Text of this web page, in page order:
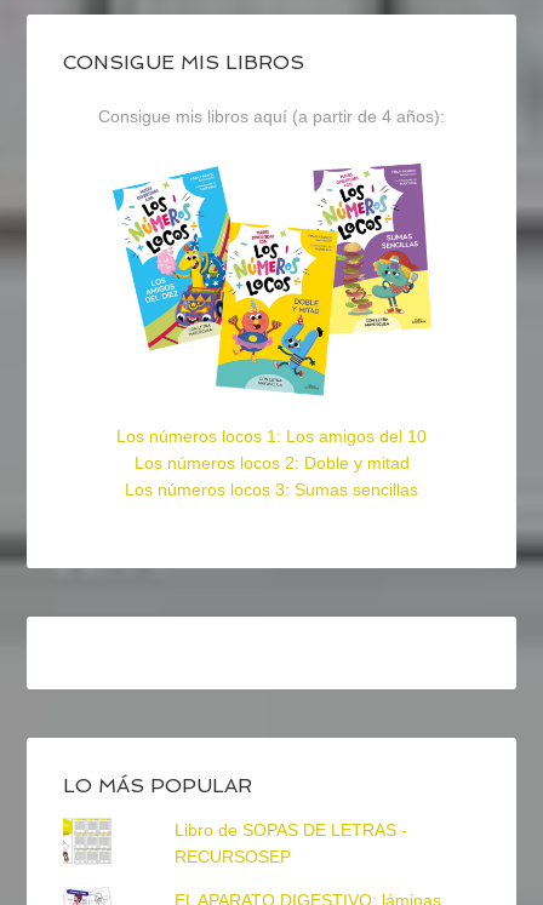
CONSIGUE MIS LIBROS
Consigue mis libros aquí (a partir de 4 años):
Los números locos 1: Los amigos del 10
Los números locos 2: Doble y mitad
Los números locos 3: Sumas sencillas
LO MÁS POPULAR
Libro de SOPAS DE LETRAS -
RECURSOSEP
EL APARATO DIGESTIVO: láminas